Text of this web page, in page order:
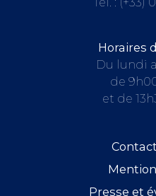
Horaires
Du lundi
de
et de
Presse et